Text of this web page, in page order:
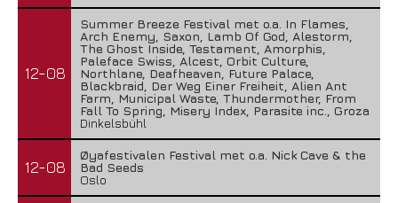
12-08
Summer Breeze Festival met o.a. In Flames,
Arch Enemy, Saxon, Lamb Of God, Alestorm,
The Ghost Inside, Testament, Amorphis,
Paleface Swiss, Alcest, Orbit Culture,
Northlane, Deafheaven, Future Palace,
Blackbraid, Der Weg Einer Freiheit, Alien Ant
Farm, Municipal Waste, Thundermother, From
Fall To Spring, Misery Index, Parasite inc., Groza
Dinkelsbühl
12-08
Øyafestivalen Festival met o.a. Nick Cave & the
Bad Seeds
Oslo